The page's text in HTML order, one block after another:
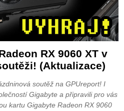
RX 9060 XT v
(Aktualizace)
soutěž na GPUreport! I
Gigabyte a připravili pro vás
kartu Gigabyte Radeon RX 9060